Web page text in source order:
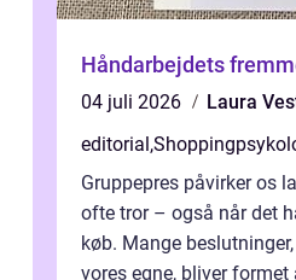
Håndarbejdets
04 juli 2026
Laura
editorial ,
Gruppepres påvirker os
ofte tror – også når det
køb. Mange
vores egne, bliver formet